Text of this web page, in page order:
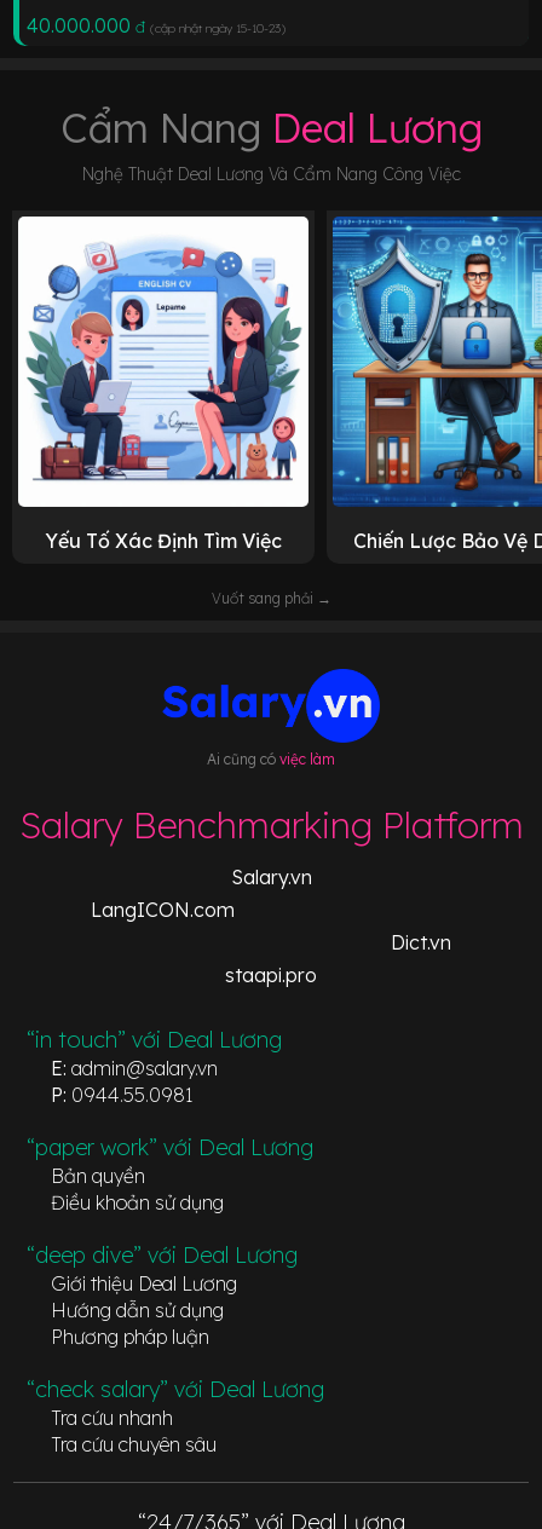
40.000.000 đ (cập nhật ngày 15-10-23)
Cẩm Nang Deal Lương
Nghệ Thuật Deal Lương Và Cẩm Nang Công Việc
Yếu Tố Xác Định Tìm Việc Chiến Lược Bảo Vệ
Vuốt sang phải →
Ai cũng có việc làm
Salary Benchmarking Platform
Salary.vn
LangICON.com
Dict.vn
staapi.pro
“in touch” với Deal Lương
E: admin@salary.vn
P: 0944.55.0981
“paper work” với Deal Lương
Bản quyền
Điều khoản sử dụng
“deep dive” với Deal Lương
Giới thiệu Deal Lương
Hướng dẫn sử dụng
Phương pháp luận
“check salary” với Deal Lương
Tra cứu nhanh
Tra cứu chuyên sâu
“24/7/365” với Deal Lương